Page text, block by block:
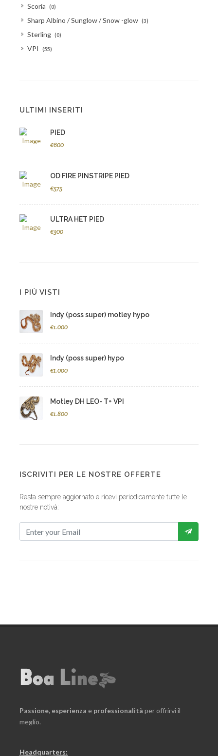
Scoria (0)
Sharp Albino / Sunglow / Snow -glow (3)
Sterling (0)
VPI (55)
ULTIMI INSERITI
PIED
€600
OD FIRE PINSTRIPE PIED
€575
ULTRA HET PIED
€300
I PIÙ VISTI
Indy (poss super) motley hypo
€1.000
Indy (poss super) hypo
€1.000
Motley DH LEO- T+ VPI
€1.800
ISCRIVITI PER LE NOSTRE OFFERTE
Resta sempre aggiornato e ricevi periodicamente tutte le
nostre notivà:
Passione, esperienza e professionalità per offrirvi il
meglio.
Headquarters: